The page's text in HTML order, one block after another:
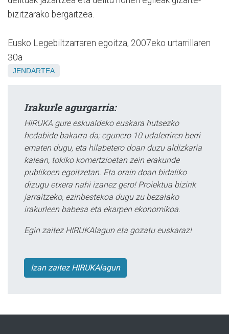
bizitzarako bergaitzea.
Eusko Legebiltzarraren egoitza, 2007eko urtarrillaren
30a
JENDARTEA
Irakurle agurgarria:
HIRUKA gure eskualdeko euskara hutsezko
hedabide bakarra da; egunero 10 udalerriren berri
ematen dugu, eta hilabetero doan duzu aldizkaria
kalean, tokiko komertzioetan zein erakunde
publikoen egoitzetan. Eta orain doan bidaliko
dizugu etxera nahi izanez gero! Proiektua bizirik
jarraitzeko, ezinbestekoa dugu zu bezalako
irakurleen babesa eta ekarpen ekonomikoa.
Egin zaitez HIRUKAlagun eta gozatu euskaraz!
Izan zaitez HIRUKAlagun